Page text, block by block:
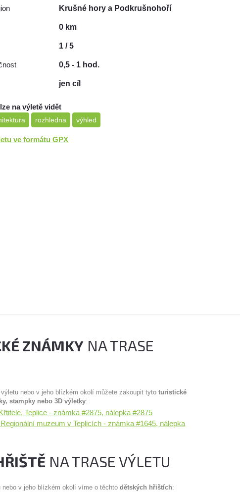
Krušné hory a Podkrušnohoří
0 km
1 / 5
0,5 - 1 hod.
jen cíl
na výletě vidět
rozhledna výhled
ve formátu GPX
ZNÁMKY NA TRASE
výletu nebo v jeho blízkém okolí můžete zakoupit tytoturistické
stampky nebo 3D výletky:
Teplice - známka #2875, nálepka #2875
muzeum v Teplicích - známka #1645, nálepka
NA TRASE VÝLETU
nebo v jeho blízkém okolí víme o těchtodětských hřištích: